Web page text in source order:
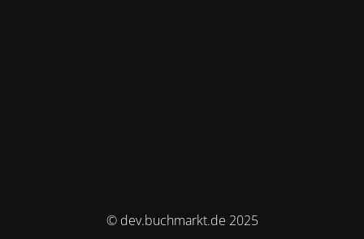
© dev.buchmarkt.de 2025